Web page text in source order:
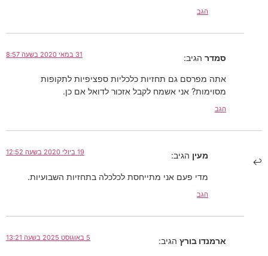
הגב
סמדר הגיב: 31 במאי 2020 בשעה 8:57
אתה מפרסם גם תחזיות כלכליות ספציפיות לתקופות
מסוימות? אני אשמח לקבל אזכור לדואל אם כן.
הגב
מעין הגיב: 19 ביולי 2020 בשעה 12:52
מדי פעם אני מתייחסת לכלכלה בתחזיות השבועיות.
הגב
ארמנדו בורץ הגיב: 5 באוגוסט 2025 בשעה 13:21